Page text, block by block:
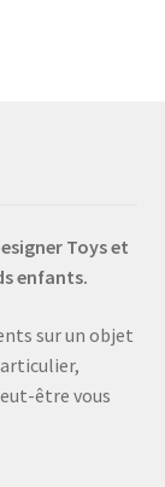
Toys et
enfants.
sur un objet
être vous